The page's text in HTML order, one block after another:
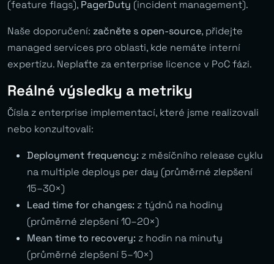
(feature flags), PagerDuty (incident management).
Naše doporučení: začněte s open-source, přidejte
managed services pro oblasti, kde nemáte interní
expertízu. Neplaťte za enterprise licence v PoC fázi.
Reálné výsledky a metriky
Čísla z enterprise implementací, které jsme realizovali
nebo konzultovali:
Deployment frequency: z měsíčního release cyklu
na multiple deploys per day (průměrné zlepšení
15–30×)
Lead time for changes: z týdnů na hodiny
(průměrné zlepšení 10–20×)
Mean time to recovery: z hodin na minuty
(průměrné zlepšení 5–10×)